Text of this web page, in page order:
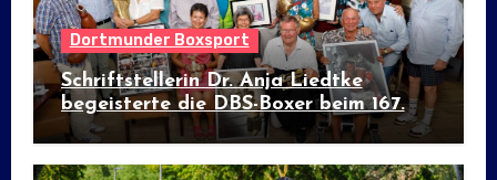
Dortmunder Boxsport
Schriftstellerin Dr. Anja Liedtke
begeisterte die DBS-Boxer beim 167.
Prominenten-Stammtisch